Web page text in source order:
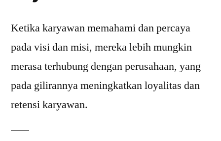
Ketika karyawan memahami dan percaya
pada visi dan misi, mereka lebih mungkin
merasa terhubung dengan perusahaan, yang
pada gilirannya meningkatkan loyalitas dan
retensi karyawan.